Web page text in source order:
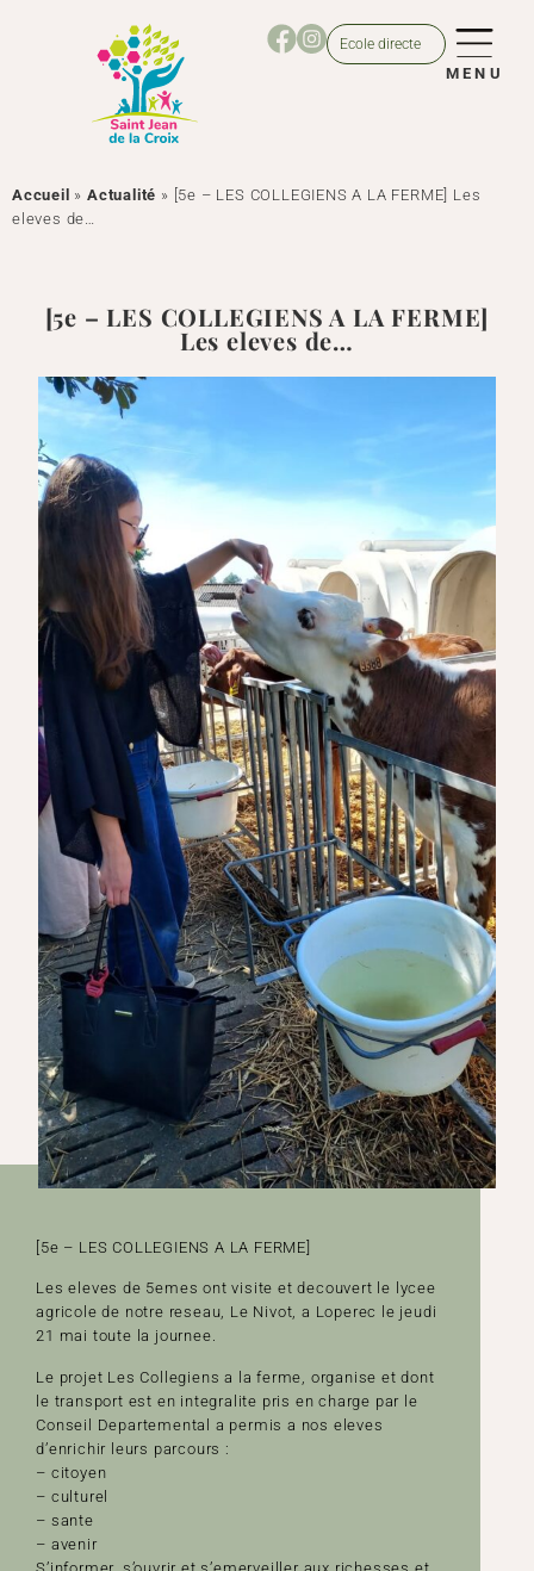
Ecole directe
MENU
Accueil »Actualité »
[5e – LES COLLEGIENS A LA FERME] Les
eleves de…
[5e – LES COLLEGIENS A LA FERME]
Les eleves de…
[5e – LES COLLEGIENS A LA FERME]
Les eleves de 5emes ont visite et decouvert le lycee
agricole de notre reseau, Le Nivot, a Loperec le jeudi
21 mai toute la journee.
Le projet Les Collegiens a la ferme, organise et dont
le transport est en integralite pris en charge par le
Conseil Departemental a permis a nos eleves
d’enrichir leurs parcours :
– citoyen
– culturel
– sante
– avenir